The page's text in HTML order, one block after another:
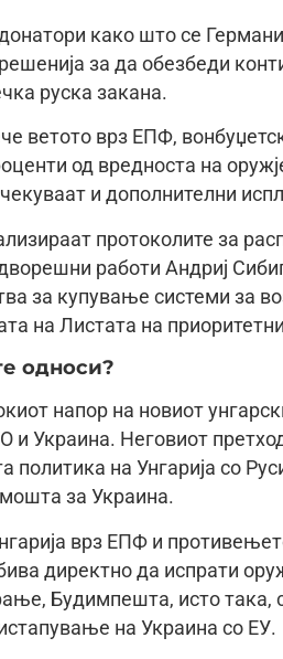
како што се
за да обезбеди
руска закана.
ветото врз ЕПФ,
од вредноста на
и дополнителни
протоколите за
работи Андриј
за купување системи за
на Листата на
односи?
напор на новиот
и Украина. Неговиот
на Унгарија со
за Украина.
врз ЕПФ и
директно да испрати
Будимпешта, исто така,
на Украина со ЕУ.